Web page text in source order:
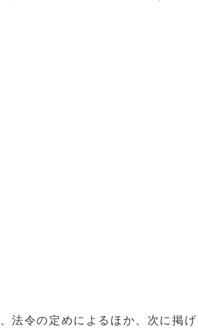
令の定めによるほか、次に掲げ